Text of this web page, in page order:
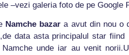
–vezi galeria foto de pe Google
Namche bazar a avut din nou o
data asta principalul star fiind
unde iar au venit